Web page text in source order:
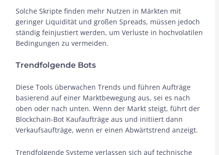
Solche Skripte finden mehr Nutzen in Märkten mit
geringer Liquidität und großen Spreads, müssen jedoch
ständig feinjustiert werden, um Verluste in hochvolatilen
Bedingungen zu vermeiden.
Trendfolgende Bots
Diese Tools überwachen Trends und führen Aufträge
basierend auf einer Marktbewegung aus, sei es nach
oben oder nach unten. Wenn der Markt steigt, führt der
Blockchain-Bot Kaufaufträge aus und initiiert dann
Verkaufsaufträge, wenn er einen Abwärtstrend anzeigt.
Trendfolgende Systeme verlassen sich auf technische